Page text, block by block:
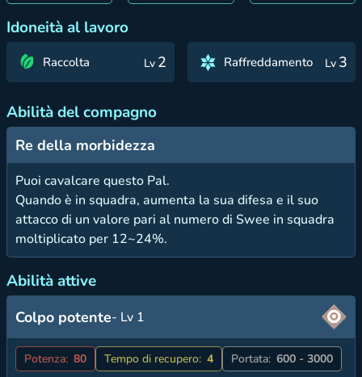
Idoneità al lavoro
Raccolta Lv 2 Raffreddamento Lv 3
Abilità del compagno
Re della morbidezza
Puoi cavalcare questo Pal.
Quando è in squadra, aumenta la sua difesa e il suo
attacco di un valore pari al numero di Swee in squadra
moltiplicato per 12~24%.
Abilità attive
Colpo potente- Lv 1
Potenza: 80 Tempo di recupero: 4 Portata: 600 - 3000